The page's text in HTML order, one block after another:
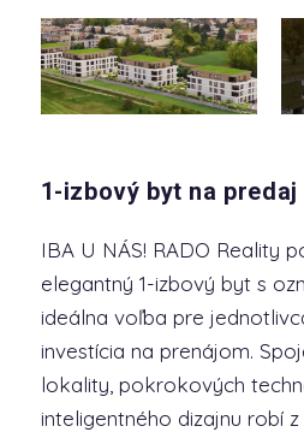
1-izbový byt na predaj
IBA U NÁS! RADO Reality
elegantný 1-izbový byt s
ideálna voľba pre
investícia na prenájom.
lokality, pokrokových
inteligentného dizajnu robí